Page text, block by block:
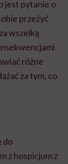
jest pytanie o
przeżyć
wszelką
różne
za tym, co
do
z hospicjum z